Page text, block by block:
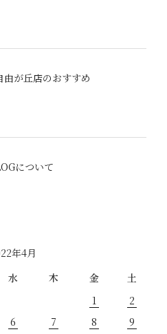
が丘店のおすすめ
について
年4月
水 木 金
土
1
2
6 7 8
9